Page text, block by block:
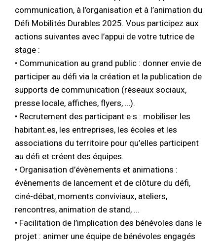
communication, à l’organisation et à l’animation du
Défi Mobilités Durables 2025. Vous participez aux
actions suivantes avec l’appui de votre tutrice de
stage :
• Communication au grand public : donner envie de
participer au défi via la création et la publication de
supports de communication (réseaux sociaux,
presse locale, affiches, flyers, …).
• Recrutement des participant·e·s : mobiliser les
habitant.es, les entreprises, les écoles et les
associations du territoire pour qu’elles participent
au défi et créent des équipes.
• Organisation d’évènements et animations :
évènements de lancement et de clôture du défi,
ciné-débat, moments conviviaux, ateliers,
rencontres, animation de stand, ...
• Facilitation de l’implication des bénévoles dans le
projet : animer une équipe de bénévoles engagés